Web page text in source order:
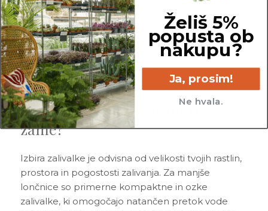
negi tako sobnih kot zunanjih rastlin. Omogočajo
natančno, enakomerno in ciljno zalivanje brez
razlivanja vode po površinah. V naši ponudbi
najdeš različne tipe zalivalk – od klasičnih do
oblikovno dovršenih, ki služijo tudi kot dekorativen
dodatek v prostoru.
Katera zalivalka je primerna
zame?
Izbira zalivalke je odvisna od velikosti tvojih rastlin,
prostora in pogostosti zalivanja. Za manjše
lončnice so primerne kompaktne in ozke
zalivalke, ki omogočajo natančen pretok vode
Želiš 5%
popusta ob
nakupu?
Ja, prosim!
Ne hvala.